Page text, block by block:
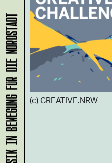
(c) CREATIVE.NRW